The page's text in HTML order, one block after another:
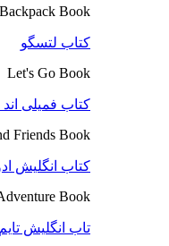
Backpack Book
کتاب لتسگو
Let's Go Book
کتاب فمیلی اند
Friends Book
کتاب انگلیش
Book
تاب انگلیش تایم